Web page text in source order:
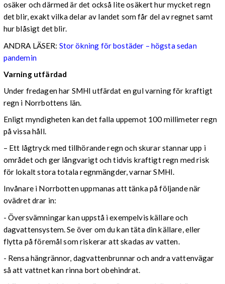
osäker och därmed är det också lite osäkert hur mycket regn
det blir, exakt vilka delar av landet som får del av regnet samt
hur blåsigt det blir.
ANDRA LÄSER: Stor ökning för bostäder – högsta sedan
pandemin
Varning utfärdad
Under fredagen har SMHI utfärdat en gul varning för kraftigt
regn i Norrbottens län.
Enligt myndigheten kan det falla uppemot 100 millimeter regn
på vissa håll.
– Ett lågtryck med tillhörande regn och skurar stannar upp i
området och ger långvarigt och tidvis kraftigt regn med risk
för lokalt stora totala regnmängder, varnar SMHI.
Invånare i Norrbotten uppmanas att tänka på följande när
ovädret drar in:
- Översvämningar kan uppstå i exempelvis källare och
dagvattensystem. Se över om du kan täta din källare, eller
flytta på föremål som riskerar att skadas av vatten.
- Rensa hängrännor, dagvattenbrunnar och andra vattenvägar
så att vattnet kan rinna bort obehindrat.